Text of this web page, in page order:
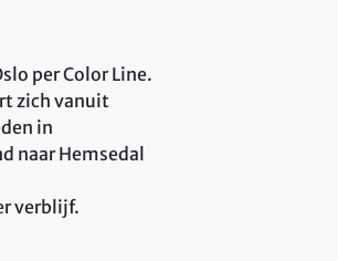
per Color Line.
zich vanuit
in
naar Hemsedal
verblijf.